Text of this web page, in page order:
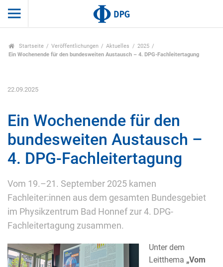
Startseite Veröffentlichungen Aktuelles
2025
Ein Wochenende für den bundesweiten Austausch – 4. DPG-Fachleitertagung
22.09.2025
Ein Wochenende für den
bundesweiten Austausch –
4. DPG-Fachleitertagung
Vom 19.–21. September 2025 kamen
Fachleiter:innen aus dem gesamten Bundesgebiet
im Physikzentrum Bad Honnef zur 4. DPG-
Fachleitertagung zusammen.
Unter dem
Leitthema „Vom